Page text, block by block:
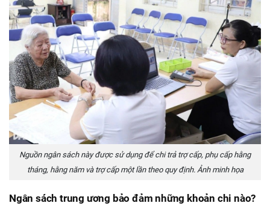
Nguồn ngân sách này được sử dụng để chi trả trợ cấp, phụ cấp hằng
tháng, hằng năm và trợ cấp một lần theo quy định. Ảnh minh họa
Ngân sách trung ương bảo đảm những khoản chi nào?